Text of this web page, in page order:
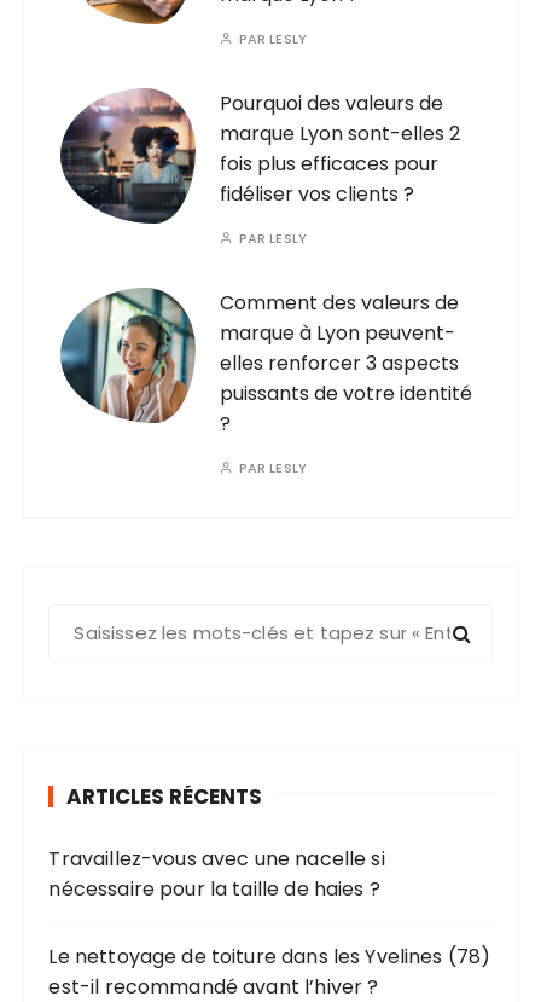
PARLESLY
Pourquoi des valeurs de
marque Lyon sont-elles 2
fois plus efficaces pour
fidéliser vos clients ?
PARLESLY
Comment des valeurs de
marque à Lyon peuvent-
elles renforcer 3 aspects
puissants de votre identité
?
PARLESLY
e
p
u
r
ARTICLES RÉCENTS
Travaillez-vous avec une nacelle si
nécessaire pour la taille de haies ?
Le nettoyage de toiture dans les Yvelines (78)
est-il recommandé avant l’hiver ?